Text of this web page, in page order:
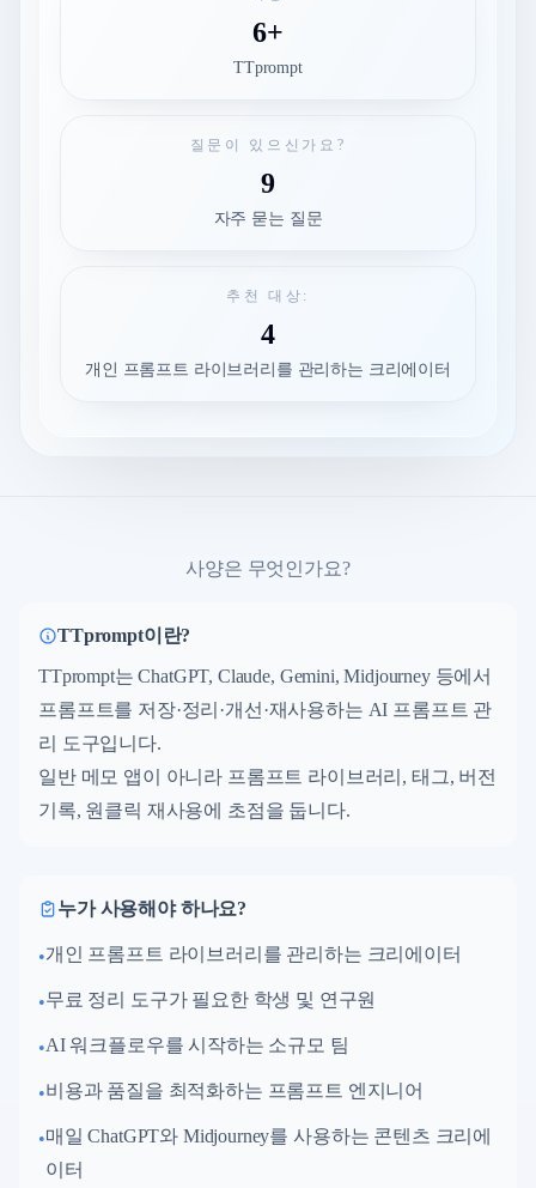
6+
TTprompt
질문이 있으신가요?
9
자주 묻는 질문
추천 대상:
4
개인 프롬프트 라이브러리를 관리하는 크리에이터
사양은 무엇인가요?
TTprompt이란?
TTprompt는 ChatGPT, Claude, Gemini, Midjourney 등에서
프롬프트를 저장·정리·개선·재사용하는 AI 프롬프트 관
리 도구입니다.
일반 메모 앱이 아니라 프롬프트 라이브러리, 태그, 버전
기록, 원클릭 재사용에 초점을 둡니다.
누가 사용해야 하나요?
•개인 프롬프트 라이브러리를 관리하는 크리에이터
•무료 정리 도구가 필요한 학생 및 연구원
•AI 워크플로우를 시작하는 소규모 팀
•비용과 품질을 최적화하는 프롬프트 엔지니어
•매일 ChatGPT와 Midjourney를 사용하는 콘텐츠 크리에
이터